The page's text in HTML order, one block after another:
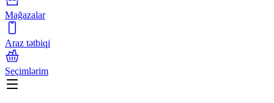
Mağazalar
Araz tətbiqi
Seçimlərim